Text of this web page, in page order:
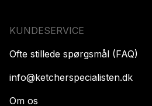
KUNDESERVICE
Ofte stillede spørgsmål (FAQ)
info@ketcherspecialisten.dk
Om os